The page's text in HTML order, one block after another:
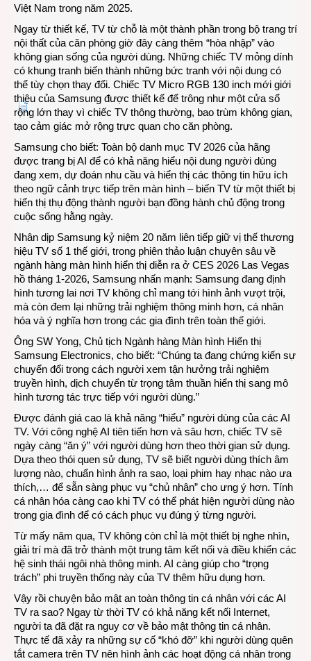
Việt Nam trong năm 2025.
Ngay từ thiết kế, TV từ chỗ là một thành phần trong bộ trang trí
nội thất của căn phòng giờ đây càng thêm “hòa nhập” vào
không gian sống của người dùng. Những chiếc TV mỏng dính
có khung tranh biến thành những bức tranh với nội dung có
thể tùy chọn thay đổi. Chiếc TV Micro RGB 130 inch mới giới
thiệu của Samsung được thiết kế để trông như một cửa sổ
rộng lớn thay vì chiếc TV thông thường, bao trùm không gian,
tạo cảm giác mở rộng trực quan cho căn phòng.
Samsung cho biết: Toàn bộ danh mục TV 2026 của hãng
được trang bị AI để có khả năng hiểu nội dung người dùng
đang xem, dự đoán nhu cầu và hiển thị các thông tin hữu ích
theo ngữ cảnh trực tiếp trên màn hình – biến TV từ một thiết bị
hiển thị thụ động thành người bạn đồng hành chủ động trong
cuộc sống hằng ngày.
Nhân dịp Samsung kỷ niệm 20 năm liên tiếp giữ vị thế thương
hiệu TV số 1 thế giới, trong phiên thảo luận chuyên sâu về
ngành hàng màn hình hiển thị diễn ra ở CES 2026 Las Vegas
hồ tháng 1-2026, Samsung nhấn mạnh: Samsung đang định
hình tương lai nơi TV không chỉ mang tới hình ảnh vượt trội,
mà còn đem lại những trải nghiệm thông minh hơn, cá nhân
hóa và ý nghĩa hơn trong các gia đình trên toàn thế giới.
Ông SW Yong, Chủ tịch Ngành hàng Màn hình Hiển thị
Samsung Electronics, cho biết: “Chúng ta đang chứng kiến sự
chuyển đổi trong cách người xem tận hưởng trải nghiệm
truyền hình, dịch chuyển từ trọng tâm thuần hiển thị sang mô
hình tương tác trực tiếp với người dùng.”
Được đánh giá cao là khả năng “hiểu” người dùng của các AI
TV. Với công nghệ AI tiên tiến hơn và sâu hơn, chiếc TV sẽ
ngày càng “ăn ý” với người dùng hơn theo thời gian sử dụng.
Dựa theo thói quen sử dụng, TV sẽ biết người dùng thích âm
lượng nào, chuẩn hình ảnh ra sao, loại phim hay nhạc nào ưa
thích,… để sẵn sàng phục vụ “chủ nhân” cho ưng ý hơn. Tính
cá nhân hóa càng cao khi TV có thể phát hiện người dùng nào
trong gia đình để có cách phục vụ đúng ý từng người.
Từ mấy năm qua, TV không còn chỉ là một thiết bị nghe nhìn,
giải trí mà đã trở thành một trung tâm kết nối và điều khiển các
hệ sinh thái ngôi nhà thông minh. AI càng giúp cho “trọng
trách” phi truyền thống này của TV thêm hữu dụng hơn.
Vậy rồi chuyện bảo mật an toàn thông tin cá nhân với các AI
TV ra sao? Ngay từ thời TV có khả năng kết nối Internet,
người ta đã đặt ra nguy cơ về bảo mật thông tin cá nhân.
Thực tế đã xảy ra những sự cố “khó đỡ” khi người dùng quên
tắt camera trên TV nên hình ảnh các hoạt động cá nhân trong